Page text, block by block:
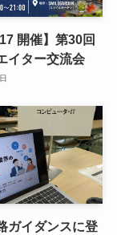
開催】第30回
イター交流会
ガイダンスに登